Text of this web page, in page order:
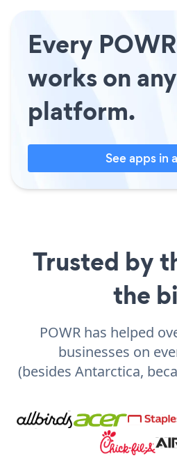
Every
works on any
platform.
See apps in
Trusted by
the
POWR has helped
businesses on
(besides Antarctica,